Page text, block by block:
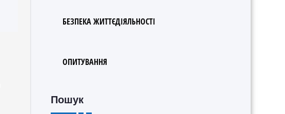
БЕЗПЕКА ЖИТТЄДІЯЛЬНОСТІ
ОПИТУВАННЯ
Пошук